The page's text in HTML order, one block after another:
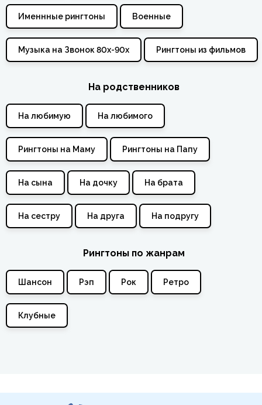
Именнные рингтоны Военные
Музыка на Звонок 80х-90х Рингтоны из фильмов
На родственников
На любимую На любимого
Рингтоны на Маму Рингтоны на Папу
На сына На дочку На брата
На сестру На друга На подругу
Рингтоны по жанрам
Шансон Рэп Рок Ретро
Клубные